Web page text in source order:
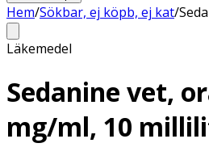
Hem/Sökbar, ej köpb, ej kat/
Läkemedel
Sedanine vet,
mg/ml, 10